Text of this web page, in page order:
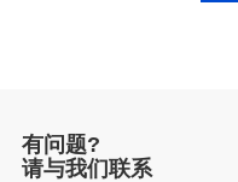
有问题?
请与我们联系